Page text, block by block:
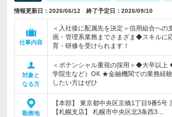
情報更新日：2026/06/12 終了予定日：2026/09/10
仕事内容
＜入社後に配属先を決定＞信用組合への
画・管理系業務までさまざま◆スキルに
育・研修を受けられます！
対象と
なる方
＜ポテンシャル重視の採用＞◆大卒以上
学院生など）OK ★金融機関での業務経
したい方はぜひ
勤務地
【本部】 東京都中央区京橋1丁目9番5号
【札幌支店】 札幌市中央区北3条西3…